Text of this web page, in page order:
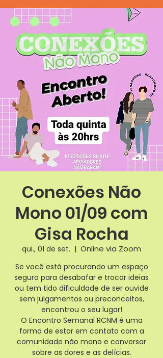
Conexões Não
Mono 01/09 com
Gisa Rocha
qui., 01 de set.
  |
Online via Zoom
Se você está procurando um espaço
seguro para desabafar e trocar ideias
ou tem tido dificuldade de ser ouvide
sem julgamentos ou preconceitos,
encontrou o seu lugar!
O Encontro Semanal RCNM é uma
forma de estar em contato com a
comunidade não mono e conversar
sobre as dores e as delícias.